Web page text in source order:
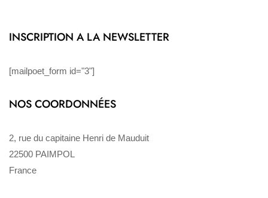
INSCRIPTION A LA NEWSLETTER
[mailpoet_form id="3"]
NOS COORDONNÉES
2, rue du capitaine Henri de Mauduit
22500 PAIMPOL
France